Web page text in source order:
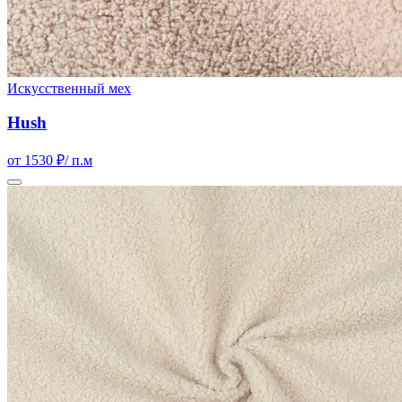
Искусственный мех
Hush
от 1530 ₽/ п.м